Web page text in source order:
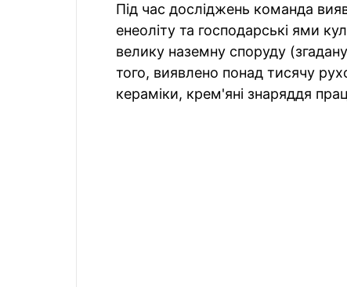
Під час досліджень команда
енеоліту та господарські ями
велику наземну споруду
того, виявлено понад тисячу
кераміки, крем'яні знаряддя